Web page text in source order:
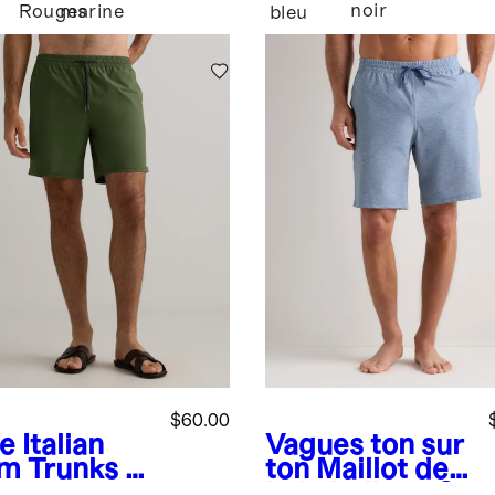
Rougesmarine
bleu
noir
Italian
Trunks -
$60.00
Vagues ton sur
ton Maillot de